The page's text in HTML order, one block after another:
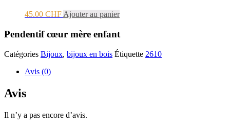
45.00 CHF Ajouter au panier
Pendentif cœur mère enfant
Catégories Bijoux, bijoux en bois Étiquette 2610
Avis (0)
Avis
Il n’y a pas encore d’avis.